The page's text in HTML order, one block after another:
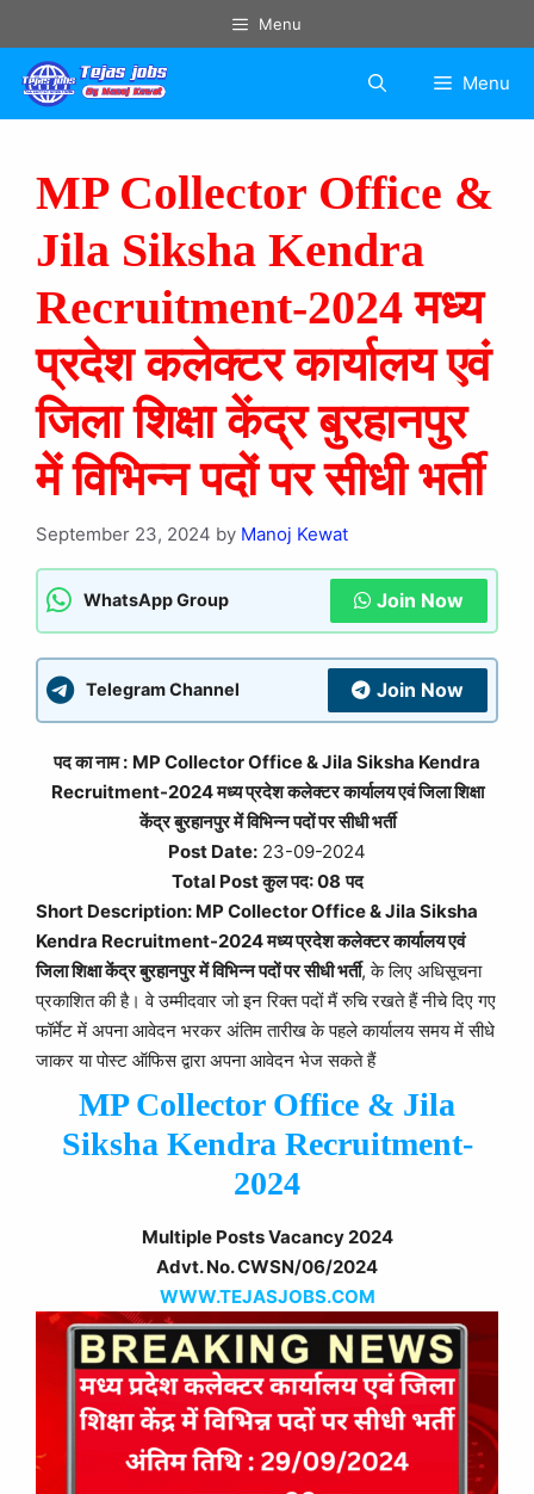
Menu
Menu
MP Collector Office &
Jila Siksha Kendra
Recruitment-2024 मध्य
प्रदेश कलेक्टर कार्यालय एवं
जिला शिक्षा केंद्र बुरहानपुर
में विभिन्न पदों पर सीधी भर्ती
September 23, 2024 by Manoj Kewat
WhatsApp Group Join Now
Telegram Channel Join Now
पद का नाम : MP Collector Office & Jila Siksha Kendra
Recruitment-2024 मध्य प्रदेश कलेक्टर कार्यालय एवं जिला शिक्षा
केंद्र बुरहानपुर में विभिन्न पदों पर सीधी भर्ती
Post Date: 23-09-2024
Total Post कुल पद: 08 पद
Short Description: MP Collector Office & Jila Siksha
Kendra Recruitment-2024 मध्य प्रदेश कलेक्टर कार्यालय एवं
जिला शिक्षा केंद्र बुरहानपुर में विभिन्न पदों पर सीधी भर्ती, के लिए अधिसूचना
प्रकाशित की है। वे उम्मीदवार जो इन रिक्त पदों मैं रुचि रखते हैं नीचे दिए गए
फॉर्मेट में अपना आवेदन भरकर अंतिम तारीख के पहले कार्यालय समय में सीधे
जाकर या पोस्ट ऑफिस द्वारा अपना आवेदन भेज सकते हैं
MP Collector Office & Jila
Siksha Kendra Recruitment-
2024
Multiple Posts Vacancy 2024
Advt. No. CWSN/06/2024
WWW.TEJASJOBS.COM